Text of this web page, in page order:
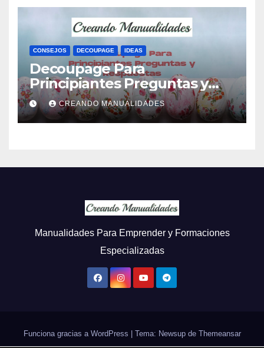
CONSEJOS DECOUPAGE IDEAS
Decoupage Para
Principiantes Preguntas y
Respuestas
CREANDO MANUALIDADES
Manualidades Para Emprender y Formaciones
Especializadas
Funciona gracias a WordPress | Tema: Newsup de Themeansar